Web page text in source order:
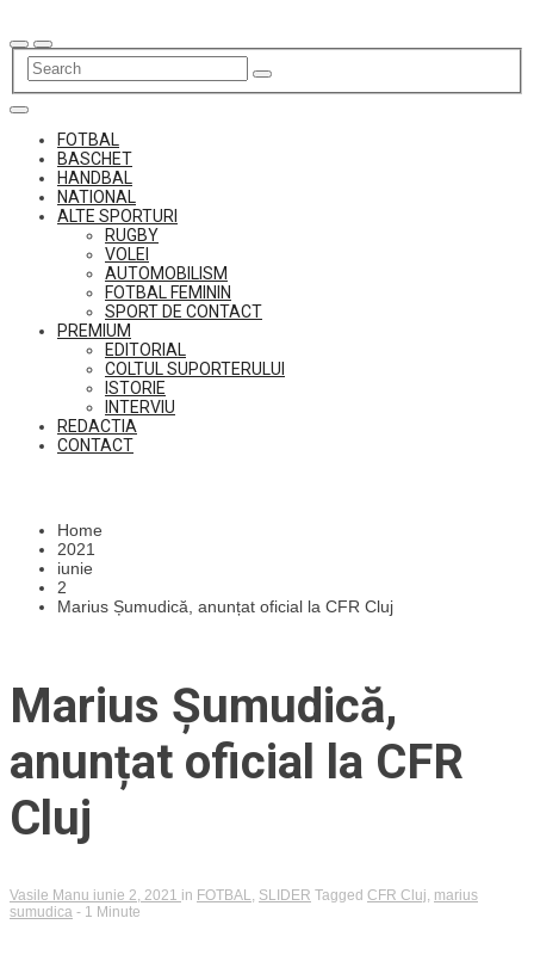
to
content
FOTBAL
BASCHET
HANDBAL
NATIONAL
ALTE SPORTURI
RUGBY
VOLEI
AUTOMOBILISM
FOTBAL FEMININ
SPORT DE CONTACT
PREMIUM
EDITORIAL
COLTUL SUPORTERULUI
ISTORIE
INTERVIU
REDACTIA
CONTACT
Home
2021
iunie
2
Marius Șumudică, anunțat oficial la CFR Cluj
Marius Șumudică,
anunțat oficial la CFR
Cluj
Vasile Manu iunie 2, 2021 in FOTBAL SLIDER Tagged CFR Cluj marius
sumudica - 1 Minute